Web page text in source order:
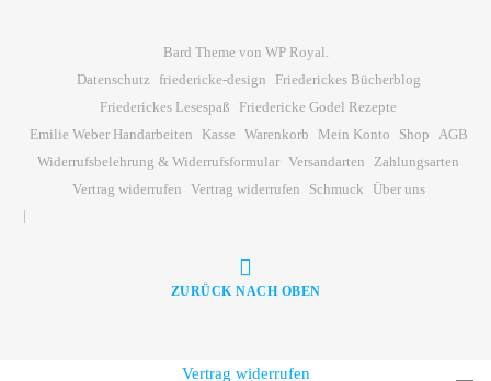
Bard Theme von WP Royal.
Datenschutz
friedericke-design
Friederickes Bücherblog
Friederickes Lesespaß
Friedericke Godel Rezepte
Emilie Weber Handarbeiten
Kasse Warenkorb Mein Konto Shop AGB
Widerrufsbelehrung & Widerrufsformular Versandarten Zahlungsarten
Vertrag widerrufen Vertrag widerrufen Schmuck Über uns
ZURÜCK NACH OBEN
Vertrag widerrufen